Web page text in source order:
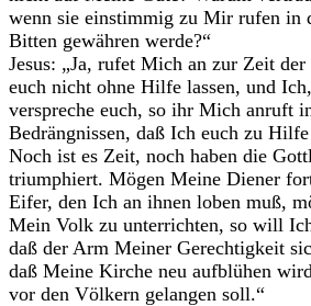
wenn sie einstimmig zu Mir rufen in
Bitten gewähren werde?“
Jesus: „Ja, rufet Mich an zur Zeit
euch nicht ohne Hilfe lassen, und
verspreche euch, so ihr Mich anruft
Bedrängnissen, daß Ich euch zu
Noch ist es Zeit, noch haben die
triumphiert. Mögen Meine Diener
Eifer, den Ich an ihnen loben muß,
Mein Volk zu unterrichten, so will
daß der Arm Meiner Gerechtigkeit
daß Meine Kirche neu aufblühen
vor den Völkern gelangen soll.“